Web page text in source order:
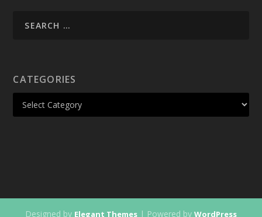
CATEGORIES
Designed by Elegant Themes | Powered by WordPress